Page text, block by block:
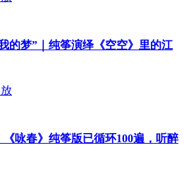
的梦”｜纯筝演绎《空空》里的江
咏春》纯筝版已循环100遍，听醉